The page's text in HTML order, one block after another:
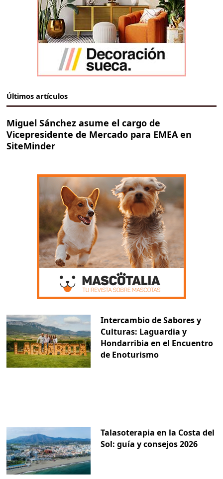
Últimos artículos
Miguel Sánchez asume el cargo de
Vicepresidente de Mercado para EMEA en
SiteMinder
Intercambio de Sabores y
Culturas: Laguardia y
Hondarribia en el Encuentro
de Enoturismo
Talasoterapia en la Costa del
Sol: guía y consejos 2026